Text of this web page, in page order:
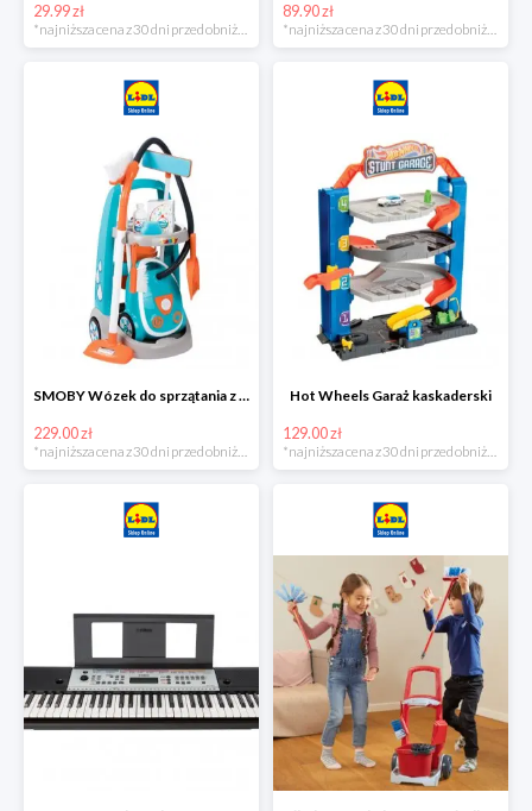
29.99 zł
*najniższa cena z 30 dni przed obniżką
89.90 zł
*najniższa cena z 30 dni przed obniżką
SMOBY Wózek do sprzątania z odkurzaczem
229.00 zł
Hot Wheels Garaż kaskaderski
129.00 zł